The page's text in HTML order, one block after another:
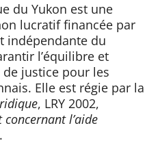
du Yukon est une
lucratif financée par
indépendante du
l’équilibre et
justice pour les
Elle est régie par la
, LRY 2002,
concernant l’aide